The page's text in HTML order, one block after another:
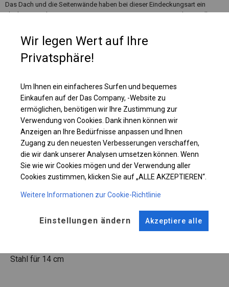
Das Dach und die Seitenwände haben bei dieser Eindeckungsart ein
Flächengewicht von ca. 580 g/m². Es ist resistent gegen starke Windböen
Garagenzelten als auch in Langzeitlagerzelten verwendet werden.
Plane ändern
KONSTRUKTION
WINTER
Stahl ca.fi 50 mm Stahl ca.fi 54 mm
Stahl für 14 cm
Wir legen Wert auf Ihre
Privatsphäre!
Um Ihnen ein einfacheres Surfen und bequemes
Einkaufen auf der Das Company, -Website zu
ermöglichen, benötigen wir Ihre Zustimmung zur
Verwendung von Cookies. Dank ihnen können wir
Anzeigen an Ihre Bedürfnisse anpassen und Ihnen
Zugang zu den neuesten Verbesserungen verschaffen,
die wir dank unserer Analysen umsetzen können. Wenn
Sie wie wir Cookies mögen und der Verwendung aller
Cookies zustimmen, klicken Sie auf „ALLE AKZEPTIEREN“.
Weitere Informationen zur Cookie-Richtlinie
Einstellungen ändern Akzeptiere alle